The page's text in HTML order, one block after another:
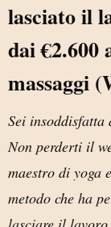
lasciato il
dai €2.600
massaggi
Sei
Non perderti il
maestro di yoga
metodo che ha